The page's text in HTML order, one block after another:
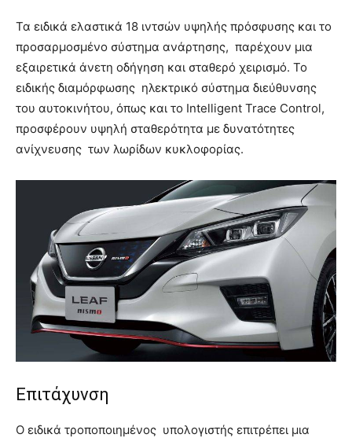
Τα ειδικά ελαστικά 18 ιντσών υψηλής πρόσφυσης και το
προσαρμοσμένο σύστημα ανάρτησης, παρέχουν μια
εξαιρετικά άνετη οδήγηση και σταθερό χειρισμό. Το
ειδικής διαμόρφωσης ηλεκτρικό σύστημα διεύθυνσης
του αυτοκινήτου, όπως και το Intelligent Trace Control,
προσφέρουν υψηλή σταθερότητα με δυνατότητες
ανίχνευσης των λωρίδων κυκλοφορίας.
Eπιτάχυνση
Ο ειδικά τροποποιημένος υπολογιστής επιτρέπει μια